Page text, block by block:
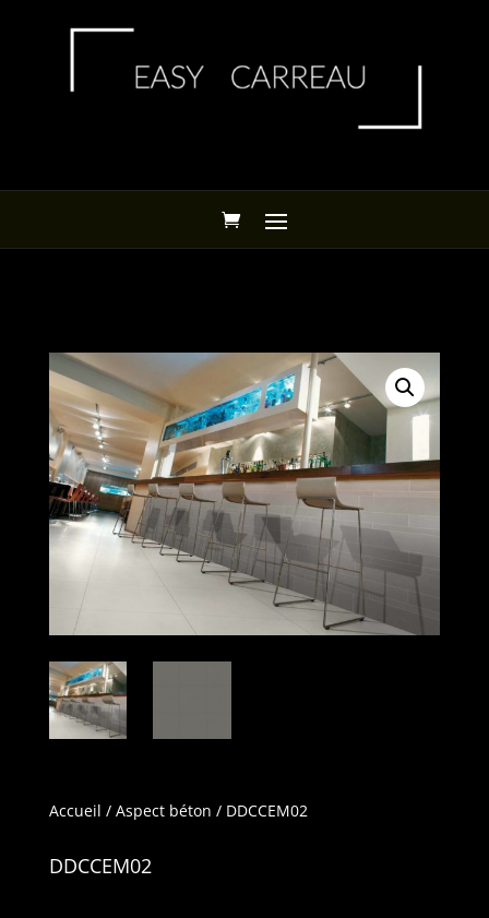
Accueil / Aspect béton / DDCCEM02
DDCCEM02